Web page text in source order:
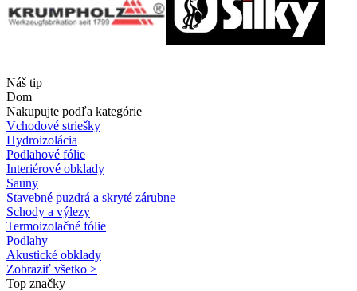
Náš tip
Dom
Nakupujte podľa kategórie
Vchodové striešky
Hydroizolácia
Podlahové fólie
Interiérové obklady
Sauny
Stavebné puzdrá a skryté zárubne
Schody a výlezy
Termoizolačné fólie
Podlahy
Akustické obklady
Zobraziť všetko >
Top značky